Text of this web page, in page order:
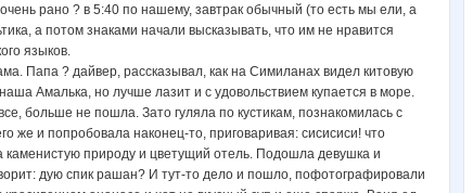
рано ? в 5:40 по нашему, завтрак обычный (то есть мы ели, а
а потом знаками начали высказывать, что им не нравится
языков.
Папа ? дайвер, рассказывал, как на Симиланах видел китовую
Амалька, но лучше лазит и с удовольствием купается в море.
больше не пошла. Зато гуляла по кустикам, познакомилась с
же и попробовала наконец-то, приговаривая: сисисиси! что
каменистую природу и цветущий отель. Подошла девушка и
дую спик рашан? И тут-то дело и пошло, пофотографировали